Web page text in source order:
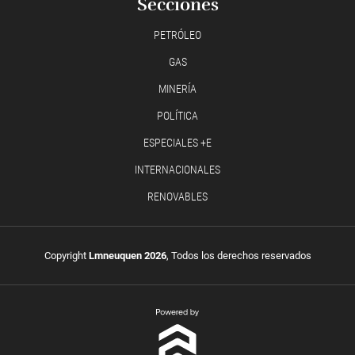
Secciones
PETRÓLEO
GAS
MINERÍA
POLÍTICA
ESPECIALES +E
INTERNACIONALES
RENOVABLES
Copyright Lmneuquen 2026, Todos los derechos reservados